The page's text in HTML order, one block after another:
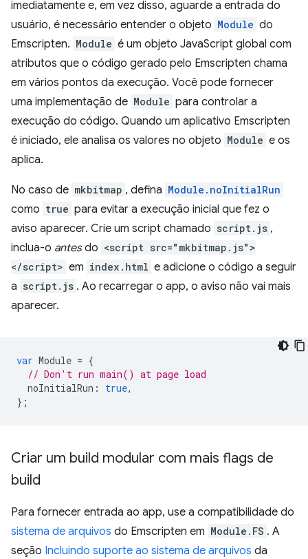
imediatamente e, em vez disso, aguarde a entrada do
usuário, é necessário entender o objeto Module do
Emscripten. Module é um objeto JavaScript global com
atributos que o código gerado pelo Emscripten chama
em vários pontos da execução. Você pode fornecer
uma implementação de Module para controlar a
execução do código. Quando um aplicativo Emscripten
é iniciado, ele analisa os valores no objeto Module e os
aplica.
No caso de mkbitmap , defina Module.noInitialRun
como true para evitar a execução inicial que fez o
aviso aparecer. Crie um script chamado script.js ,
inclua-o antesdo <script src="mkbitmap.js">
</script> em index.html e adicione o código a seguir
a script.js . Ao recarregar o app, o aviso não vai mais
aparecer.
var Module = {
// Don't run main() at page load
noInitialRun : true,
};
Criar um build modular com mais flags de
build
Para fornecer entrada ao app, use a compatibilidade do
sistema de arquivos do Emscripten em Module.FS . A
seção Incluindo suporte ao sistema de arquivos da